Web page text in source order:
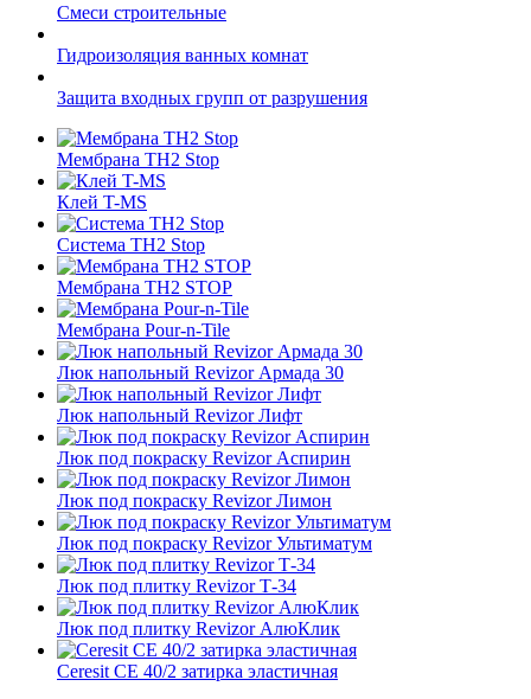
Смеси строительные
Гидроизоляция ванных комнат
Защита входных групп от разрушения
Мембрана TH2 Stop
Клей T-MS
Система TH2 Stop
Мембрана TH2 STOP
Мембрана Pour-n-Tile
Люк напольный Revizor Армада 30
Люк напольный Revizor Лифт
Люк под покраску Revizor Аспирин
Люк под покраску Revizor Лимон
Люк под покраску Revizor Ультиматум
Люк под плитку Revizor Т-34
Люк под плитку Revizor АлюКлик
Ceresit CE 40/2 затирка эластичная